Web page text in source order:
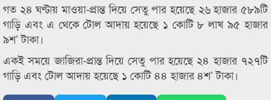
গত ২৪ ঘণ্টায় মাওয়া-প্রান্ত দিয়ে সেতু পার হয়েছে ২৬ হাজার ৫৮৯টি
গাড়ি এবং এ থেকে টোল আদায় হয়েছে ১ কোটি ৮ লাখ ৯৫ হাজার
৯শ’ টাকা।
একই সময়ে জাজিরা-প্রান্ত দিয়ে সেতু পার হয়েছে ২৪ হাজার ৭২৭টি
গাড়ি এবং টোল আদায় হয়েছে ১ কোটি ৪৪ হাজার ৪শ’ টাকা।